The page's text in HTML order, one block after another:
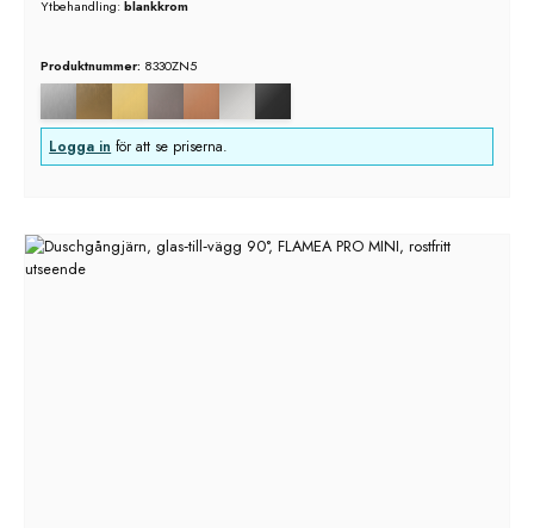
Ytbehandling:blankkrom
Produktnummer: 8330ZN5
Logga in för att se priserna.